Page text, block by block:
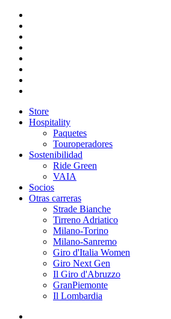
Store
Hospitality
Paquetes
Touroperadores
Sostenibilidad
Ride Green
VAIA
Socios
Otras carreras
Strade Bianche
Tirreno Adriatico
Milano-Torino
Milano-Sanremo
Giro d'Italia Women
Giro Next Gen
Il Giro d'Abruzzo
GranPiemonte
Il Lombardia